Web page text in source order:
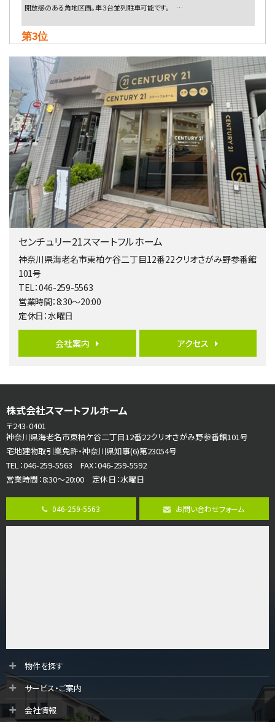
開放感のある角地区画。車３台並列駐車可能です。 …
第3位
4ＬＤＫ
相模大野駅
バ9分・歩4分
２０１５年６月築、積水ハウス施工住宅です。 南東…
第4位
4,080万円
4ＬＤＫ
淵野辺駅
歩17分
南側道路に面しており日当たり良好。 キッチンから…
第5位
3,680万円
バ19分・ 歩8分
開放感があり日当たり良好な南西・北西角地区画。 …
第6位
4ＬＤＫ
さがみ野駅
古淵駅
バ12分 歩4分
並列２台駐車可。１階はリビングと水まわりをまとめ…
第8位
3,680万円
4ＳＬＤＫ
海老名駅
第10位
4,190万円
桜ヶ丘駅
センチュリー21スマートフルホーム
神奈川県海老名市東柏ケ谷二丁目12番22クリオさがみ野参番館
101号
TEL：046-259-5563
営業時間：8:30～20:00
定休日：水曜日
会社案内 アクセス
株式会社スマートフルホーム
〒243-0401
神奈川県海老名市東柏ケ谷二丁目12番22クリオさがみ野参番館101号
宅地建物取引業免許・神奈川県知事(6)第23054号
TEL：046-259-5563 FAX：046-259-5592
営業時間：8:30～20:00 定休日：水曜日
046-259-5563 お問い合わせフォーム
物件を探す
サービス・ご案内
会社情報